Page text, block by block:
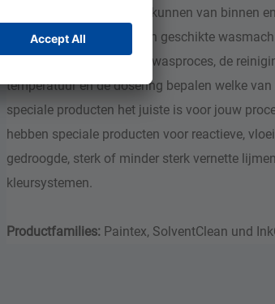
Mobiele batchcontainers kunnen van binnen
buiten worden gereinigd in geschikte
product, het systeem, het wasproces, de
temperatuur en de dosering bepalen welke van
speciale producten het juiste is voor jouw
hebben speciale producten voor reactieve,
gedroogde, sterk of minder sterk vernette
kleursystemen.
Productfamilies: Paintex, SolventClean und